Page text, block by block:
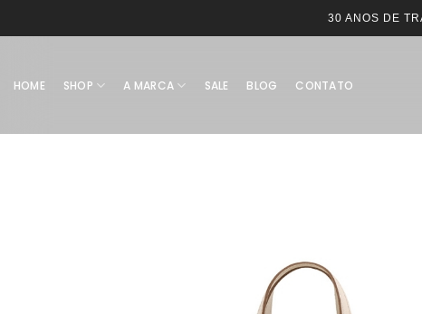
30 ANOS DE
HOME SHOP A MARCA SALE BLOG CONTATO